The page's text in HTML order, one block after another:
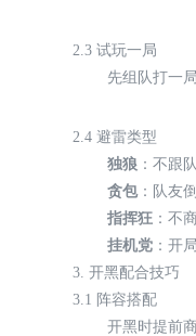
2.3 试玩一局
先组队打一
2.4 避雷类型
独狼 ：不跟
贪包：队友
指挥狂 ：不
挂机党 ：开
3. 开黑配合技巧
3.1 阵容搭配
开黑时提前